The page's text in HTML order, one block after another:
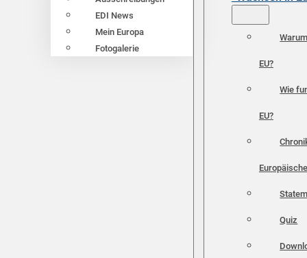
EDI News
Mein Europa
Fotogalerie
EU?
Wie
EU?
Quiz